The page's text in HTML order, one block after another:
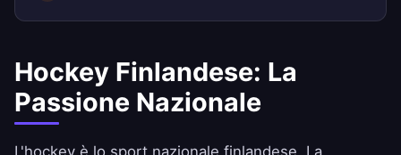
Hockey Finlandese: La
Passione Nazionale